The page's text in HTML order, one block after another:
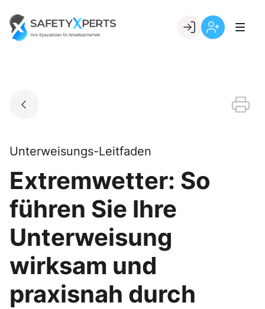
content
Go to landing page.
Unterweisungs-Leitfaden
Extremwetter: So
führen Sie Ihre
Unterweisung
wirksam und
praxisnah durch